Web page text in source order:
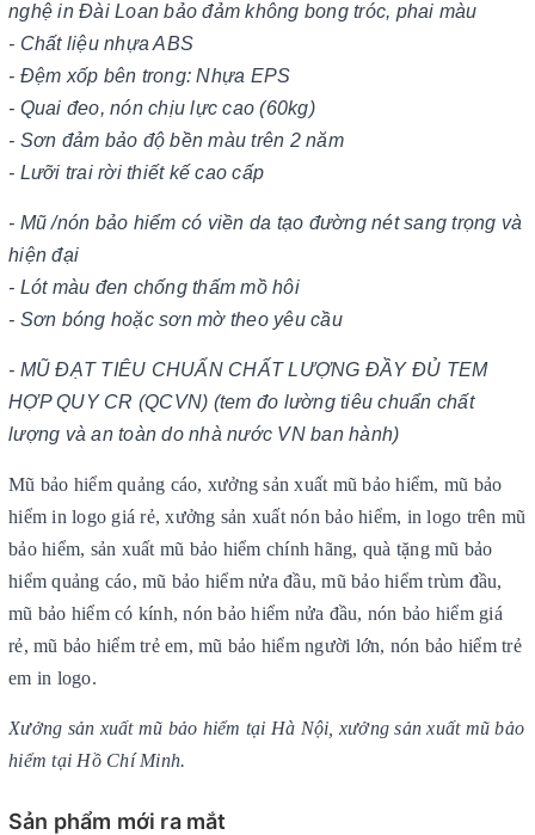
nghệ in Đài Loan bảo đảm không bong tróc, phai màu
- Chất liệu nhựa ABS
- Đệm xốp bên trong: Nhựa EPS
- Quai đeo, nón chịu lực cao (60kg)
- Sơn đảm bảo độ bền màu trên 2 năm
- Lưỡi trai rời thiết kế cao cấp
- Mũ /nón bảo hiểm có viền da tạo đường nét sang trọng và
hiện đại
- Lót màu đen chống thấm mồ hôi
- Sơn bóng hoặc sơn mờ theo yêu cầu
- MŨ ĐẠT TIÊU CHUẨN CHẤT LƯỢNG ĐẦY ĐỦ TEM
HỢP QUY CR (QCVN) (tem đo lường tiêu chuẩn chất
lượng và an toàn do nhà nước VN ban hành)
Mũ bảo hiểm quảng cáo, xưởng sản xuất mũ bảo hiểm, mũ bảo
hiểm in logo giá rẻ, xưởng sản xuất nón bảo hiểm, in logo trên mũ
bảo hiểm, sản xuất mũ bảo hiểm chính hãng, quà tặng mũ bảo
hiểm quảng cáo, mũ bảo hiểm nửa đầu, mũ bảo hiểm trùm đầu,
mũ bảo hiểm có kính, nón bảo hiểm nửa đầu, nón bảo hiểm giá
rẻ, mũ bảo hiểm trẻ em, mũ bảo hiểm người lớn, nón bảo hiểm trẻ
em in logo.
Xưởng sản xuất mũ bảo hiểm tại Hà Nội, xưởng sản xuất mũ bảo
hiểm tại Hồ Chí Minh.
Sản phẩm mới ra mắt